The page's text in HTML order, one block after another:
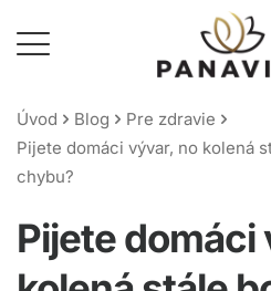
Úvod Blog
Pre zdravie
Pijete domáci vývar, no kolená
chybu?
Pijete domáci